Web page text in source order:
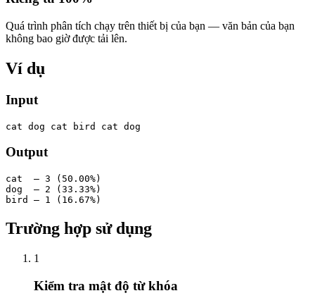
Quá trình phân tích chạy trên thiết bị của bạn — văn bản của bạn
không bao giờ được tải lên.
Ví dụ
Input
cat dog cat bird cat dog
Output
cat  — 3 (50.00%)
dog  — 2 (33.33%)
bird — 1 (16.67%)
Trường hợp sử dụng
1
Kiểm tra mật độ từ khóa